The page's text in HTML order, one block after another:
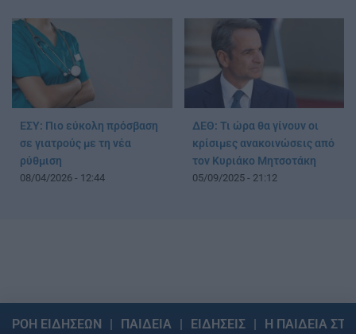
ΕΣΥ: Πιο εύκολη πρόσβαση
σε γιατρούς με τη νέα
ρύθμιση
08/04/2026 - 12:44
ΔΕΘ: Τι ώρα θα γίνουν οι
κρίσιμες ανακοινώσεις από
τον Κυριάκο Μητσοτάκη
05/09/2025 - 21:12
ΡΟΗ ΕΙΔΗΣΕΩΝ ΠΑΙΔΕΙΑ ΕΙΔΗΣΕΙΣ Η ΠΑΙΔΕΙΑ